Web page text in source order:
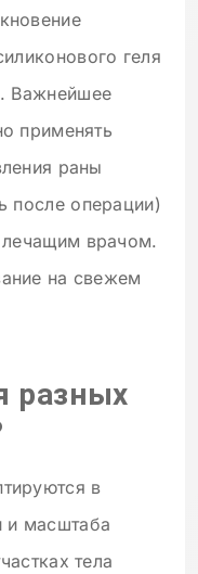
геля
Важнейшее
применять
раны
после операции)
лечащим врачом.
на свежем
разных
в
и масштаба
тела